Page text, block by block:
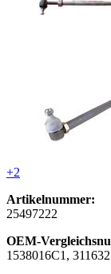
+2
Artikelnummer:
25497222
OEM-
1538016C1,